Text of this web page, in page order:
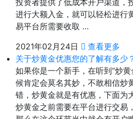
投资者提供了低成本开户渠道，
进行大额入金，就可以轻松进行
易平台所需要收取 …
2021年02月24日
查看更多
关于炒黄金优惠您的了解有多少
如果你是一个新手，在听到“炒
候肯定会莫名其妙，不敢相信炒
错，炒黄金就是有优惠，下面为
炒黄金之前需要在平台进行交易